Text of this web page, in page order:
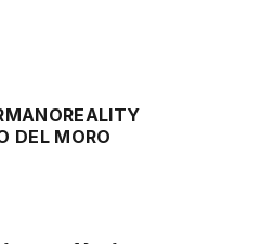
REALITY
DEL MORO